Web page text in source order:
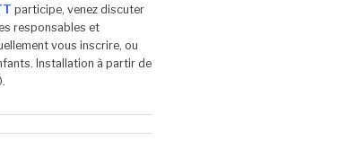
participe, venez discuter
responsables et
vous inscrire, ou
Installation à partir de